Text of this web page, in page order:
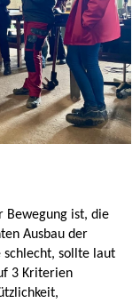
Bewegung ist, die
Ausbau der
schlecht, sollte laut
3 Kriterien